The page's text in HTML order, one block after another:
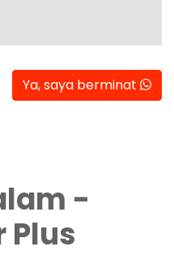
Ya, saya berminat
-
Plus